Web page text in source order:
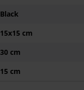
Black
15x15 cm
30 cm
15 cm